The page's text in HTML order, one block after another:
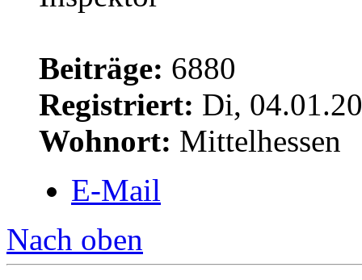
Beiträge: 6880
Registriert: Di,
Wohnort: Mittelhessen
E-Mail
Nach oben